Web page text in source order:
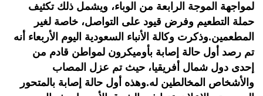
لمواجهة الموجة الرابعة من الوباء، ويشمل ذلك تكثيف
حملة التطعيم وفرض قيود على التواصل، خاصة لغير
المطعمين.وذكرت وكالة الأنباء السعودية اليوم الأربعاء أنه
تم رصد أول حالة إصابة بأوميكرون لمواطن قادم من
إحدى دول شمال أفريقيا، حيث تم عزل المصاب
والأشخاص المخالطين له.وهذه أول حالة إصابة بالمتحور